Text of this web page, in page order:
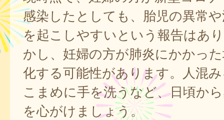
感染したとしても、胎児の異常
を起こしやすいという報告はあ
かし、妊婦の方が肺炎にかかっ
化する可能性があります。人混
こまめに手を洗うなど、日頃か
を心がけましょう。